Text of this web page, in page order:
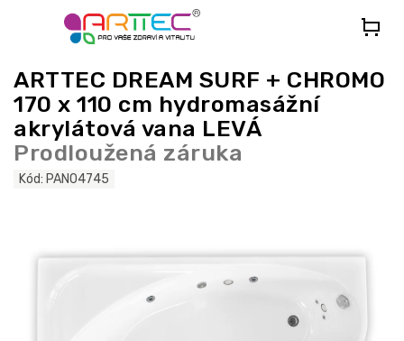
ARTTEC DREAM SURF + CHROMO
170 x 110 cm hydromasážní
akrylátová vana LEVÁ
Prodloužená záruka
Kód: PAN04745